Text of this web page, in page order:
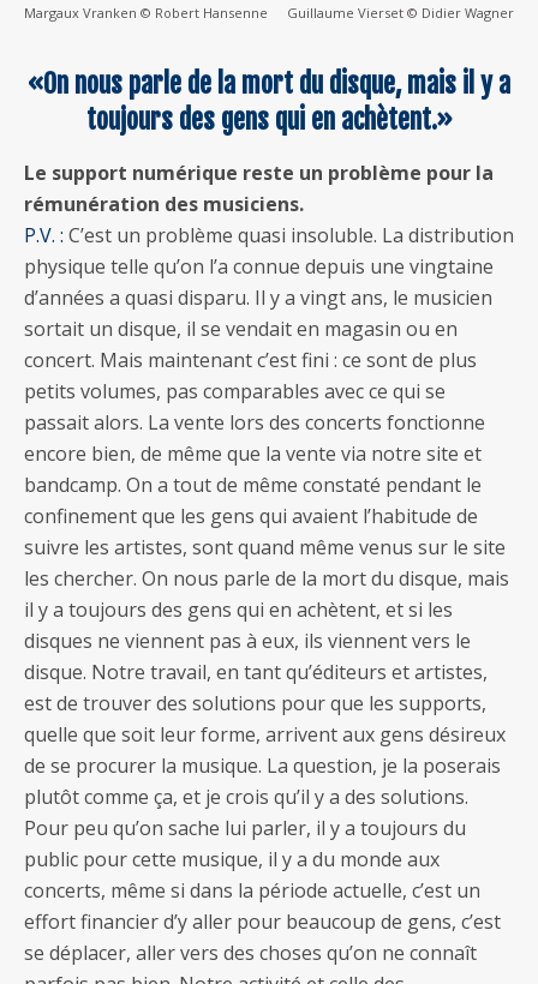
Margaux Vranken © Robert Hansenne Guillaume Vierset © Didier Wagner
«On nous parle de la mort du disque, mais il y a
toujours des gens qui en achètent.»
Le support numérique reste un problème pour la
rémunération des musiciens.
P.V. : C’est un problème quasi insoluble. La distribution
physique telle qu’on l’a connue depuis une vingtaine
d’années a quasi disparu. Il y a vingt ans, le musicien
sortait un disque, il se vendait en magasin ou en
concert. Mais maintenant c’est fini : ce sont de plus
petits volumes, pas comparables avec ce qui se
passait alors. La vente lors des concerts fonctionne
encore bien, de même que la vente via notre site et
bandcamp. On a tout de même constaté pendant le
confinement que les gens qui avaient l’habitude de
suivre les artistes, sont quand même venus sur le site
les chercher. On nous parle de la mort du disque, mais
il y a toujours des gens qui en achètent, et si les
disques ne viennent pas à eux, ils viennent vers le
disque. Notre travail, en tant qu’éditeurs et artistes,
est de trouver des solutions pour que les supports,
quelle que soit leur forme, arrivent aux gens désireux
de se procurer la musique. La question, je la poserais
plutôt comme ça, et je crois qu’il y a des solutions.
Pour peu qu’on sache lui parler, il y a toujours du
public pour cette musique, il y a du monde aux
concerts, même si dans la période actuelle, c’est un
effort financier d’y aller pour beaucoup de gens, c’est
se déplacer, aller vers des choses qu’on ne connaît